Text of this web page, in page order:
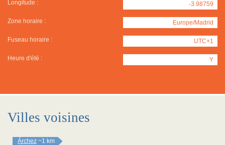
Longitude : -3.98759
Zone horaire : Europe/Madrid
Fuseau horaire : UTC+1
Heure d'été : Y
Villes voisines
Árchez ~1 km